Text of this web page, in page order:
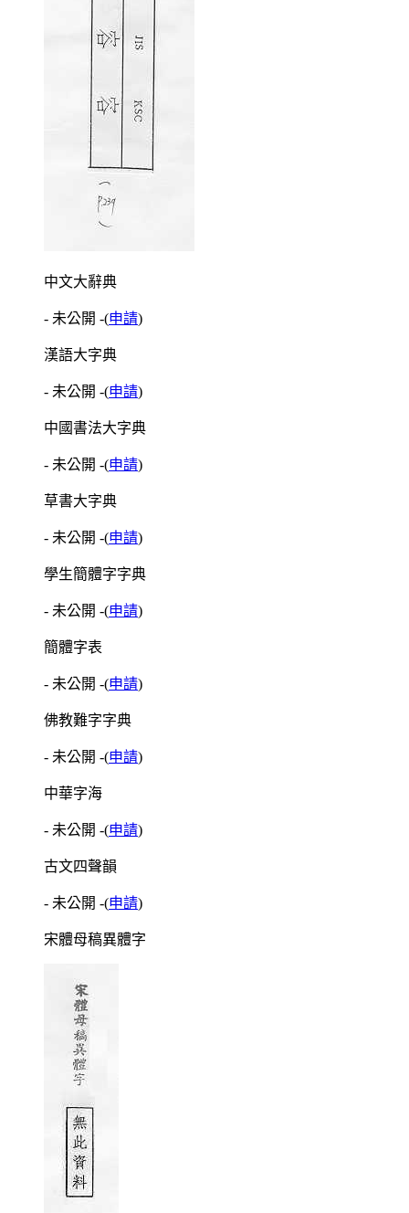
中文大辭典
- 未公開 -(申請)
漢語大字典
- 未公開 -(申請)
中國書法大字典
- 未公開 -(申請)
草書大字典
- 未公開 -(申請)
學生簡體字字典
- 未公開 -(申請)
簡體字表
- 未公開 -(申請)
佛教難字字典
- 未公開 -(申請)
中華字海
- 未公開 -(申請)
古文四聲韻
- 未公開 -(申請)
宋體母稿異體字